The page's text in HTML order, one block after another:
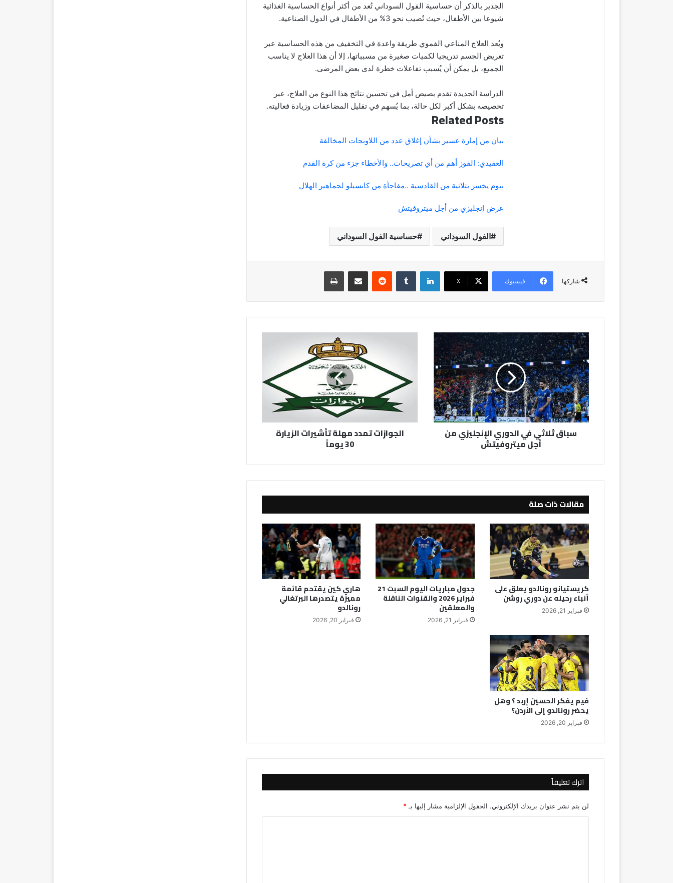
الجدير بالذكر أن حساسية الفول السوداني تُعد من أكثر أنواع الحساسية الغذائية
شيوعا بين الأطفال، حيث تُصيب نحو 3% من الأطفال في الدول الصناعية.
ويُعد العلاج المناعي الفموي طريقة واعدة في التخفيف من هذه الحساسية عبر
تعريض الجسم تدريجيا لكميات صغيرة من مسبباتها، إلا أن هذا العلاج لا يناسب
الجميع، بل يمكن أن يُسبب تفاعلات خطرة لدى بعض المرضى.
الدراسة الجديدة تقدم بصيص أمل في تحسين نتائج هذا النوع من العلاج، عبر
تخصيصه بشكل أكبر لكل حالة، بما يُسهم في تقليل المضاعفات وزيادة فعاليته.
Related Posts
بيان من إمارة عسير بشأن إغلاق عدد من اللاونجات المخالفة
العقيدي: الفوز أهم من أي تصريحات.. والأخطاء جزء من كرة القدم
نيوم يخسر بثلاثية من القادسية ..مفاجأة من كانسيلو لجماهير الهلال
عرض إنجليزي من أجل ميتروفيتش
الفول السوداني حساسية الفول السوداني
شاركها فيسبوك ‫X
لينكدإن مشاركة عبر البريد طباعة
سباق
ثلاثي
في
الدوري
الإنجليزي
من
أجل
ميتروفيتش
سباق ثلاثي في الدوري الإنجليزي من
أجل ميتروفيتش
الزيارة
الجوازات تمدد مهلة تأشيرات الزيارة
30 يوماً
مقالات ذات صلة
كريستيانو رونالدو يعلق على
أنباء رحيله عن دوري روشن
فبراير 21, 2026
جدول مباريات اليوم السبت 21
فبراير 2026 والقنوات الناقلة
والمعلقين
فبراير 21, 2026
هاري كين يقتحم قائمة
مميزة يتصدرها البرتغالي
رونالدو
فبراير 20, 2026
فيم يفكر الحسين إربد ؟ وهل
يحضر رونالدو إلى الأردن؟
فبراير 20, 2026
اترك تعليقاً
لن يتم نشر عنوان بريدك الإلكتروني. الحقول الإلزامية مشار إليها بـ *